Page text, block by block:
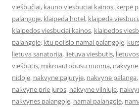
viešbučiai, kauno viesbuciai kainos, kerpė
palangoje, klaipeda hotel, klaipeda
klaipedos viesbuciai kainos, klaipedos
palangoje, ktu poilsio namai palangoje,
lietuva sanatorija, lietuva viesbutis,
viešbutis, mikroautobusu nuoma,
nidoje, nakvyne pajuryje, nakvyne palanga,
nakvyne prie juros, nakvyne vilniuje,
nakvynes palangoje, namai palangoje,